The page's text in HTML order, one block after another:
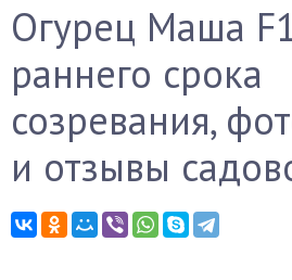
Огурец Маша
раннего срока
созревания,
и отзывы